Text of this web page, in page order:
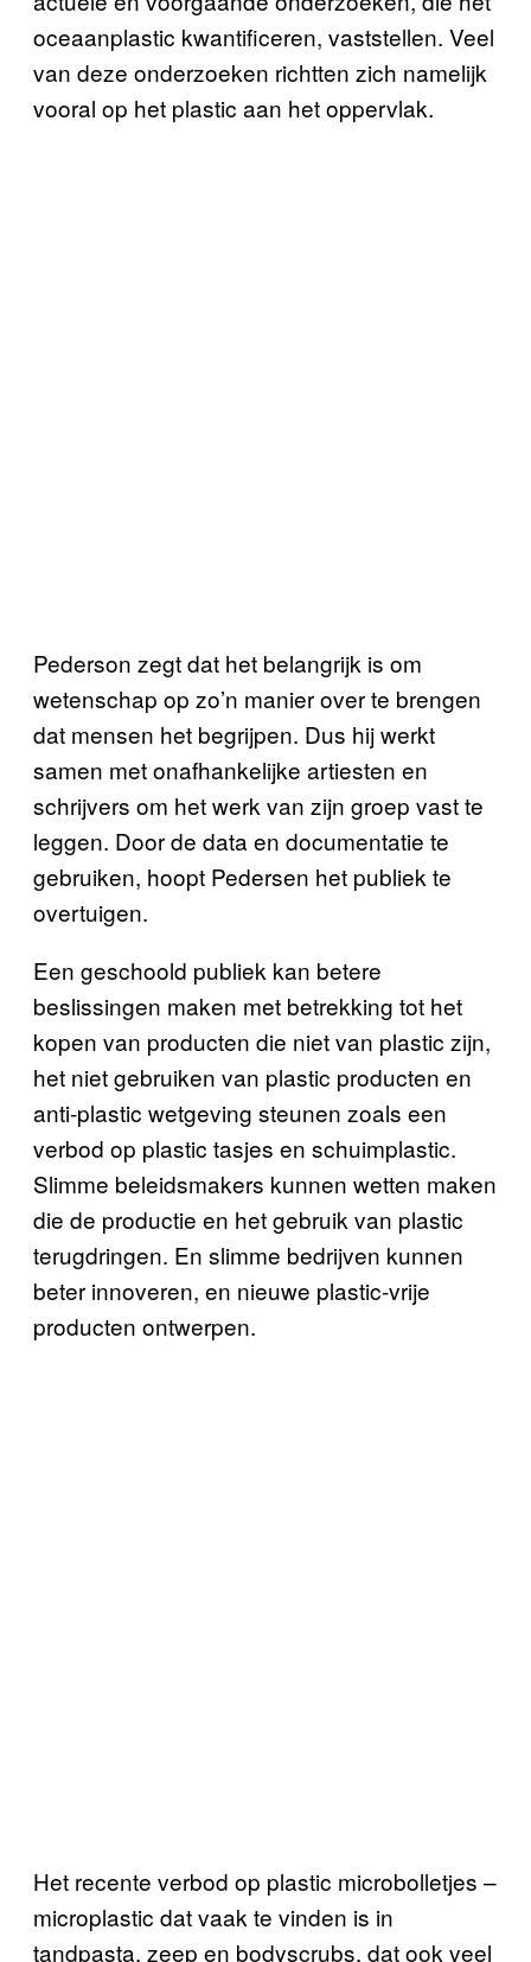
oceaanplastic kwantificeren, vaststellen. Veel
van deze onderzoeken richtten zich namelijk
vooral op het plastic aan het oppervlak.
Pederson zegt dat het belangrijk is om
wetenschap op zo’n manier over te brengen
dat mensen het begrijpen. Dus hij werkt
samen met onafhankelijke artiesten en
schrijvers om het werk van zijn groep vast te
leggen. Door de data en documentatie te
gebruiken, hoopt Pedersen het publiek te
overtuigen.
Een geschoold publiek kan betere
beslissingen maken met betrekking tot het
kopen van producten die niet van plastic zijn,
het niet gebruiken van plastic producten en
anti-plastic wetgeving steunen zoals een
verbod op plastic tasjes en schuimplastic.
Slimme beleidsmakers kunnen wetten maken
die de productie en het gebruik van plastic
terugdringen. En slimme bedrijven kunnen
beter innoveren, en nieuwe plastic-vrije
producten ontwerpen.
Het recente verbod op plastic microbolletjes –
microplastic dat vaak te vinden is in
tandpasta, zeep en bodyscrubs, dat ook veel